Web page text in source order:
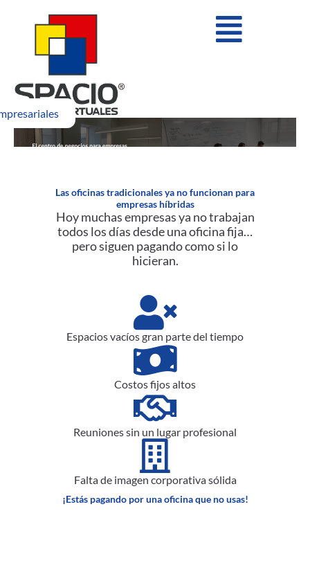
Flyout
Las oficinas tradicionales ya no funcionan para
empresas híbridas
Hoy muchas empresas ya no trabajan
todos los días desde una oficina fija…
pero siguen pagando como si lo
hicieran.
Espacios vacíos gran parte del tiempo
Costos fijos altos
Reuniones sin un lugar profesional
Falta de imagen corporativa sólida
¡Estás pagando por una oficina que no usas!